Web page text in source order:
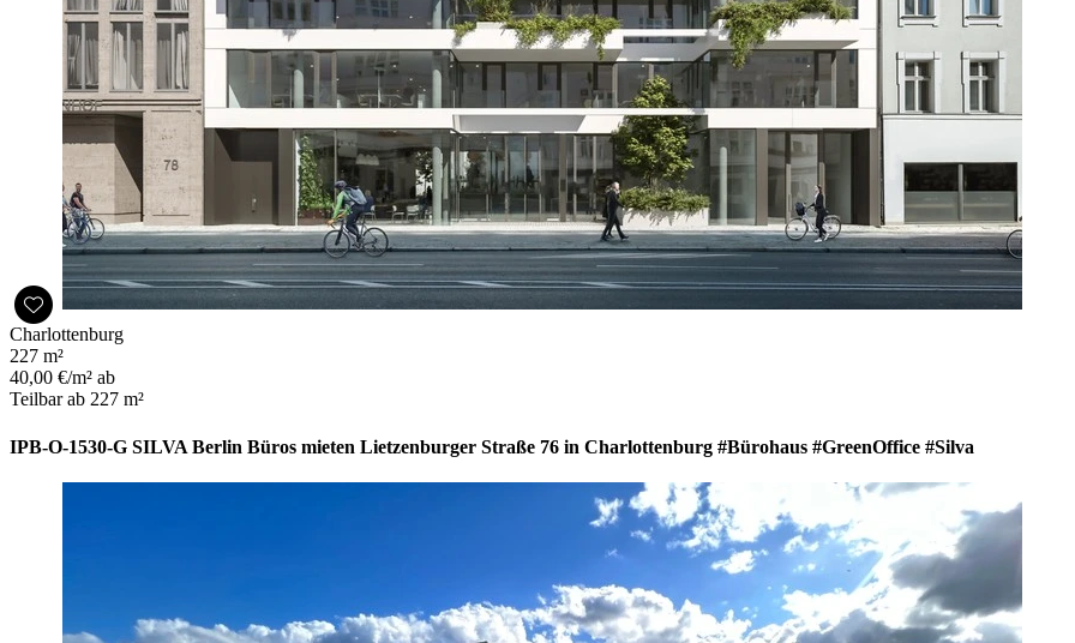
Charlottenburg
227 m²
40,00 €/m² ab
Teilbar ab 227 m²
IPB-O-1530-G SILVA Berlin Büros mieten Lietzenburger Straße 76 in Charlottenburg #Bürohaus #GreenOffice #Silva